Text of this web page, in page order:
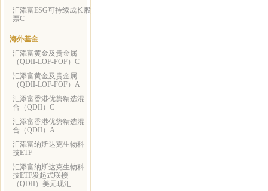
汇添富ESG可持续成长股
票C
海外基金
汇添富黄金及贵金属
（QDII-LOF-FOF）C
汇添富黄金及贵金属
（QDII-LOF-FOF）A
汇添富香港优势精选混
合（QDII）C
汇添富香港优势精选混
合（QDII）A
汇添富纳斯达克生物科
技ETF
汇添富纳斯达克生物科
技ETF发起式联接
（QDII）美元现汇